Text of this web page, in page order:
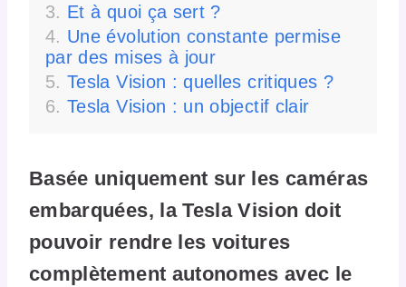
Et à quoi ça sert ?
Une évolution constante permise
par des mises à jour
Tesla Vision : quelles critiques ?
Tesla Vision : un objectif clair
Basée uniquement sur les caméras
embarquées, la Tesla Vision doit
pouvoir rendre les voitures
complètement autonomes avec le